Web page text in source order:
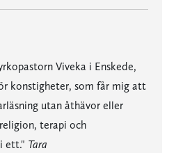
Viveka i Enskede,
konstigheter, som får mig att
utan åthävor eller
terapi och
ett." Tara